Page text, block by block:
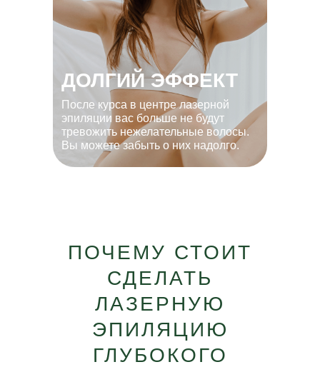
ДОЛГИЙ ЭФФЕКТ
После курса в центре лазерной
эпиляции вас больше не будут
тревожить нежелательные волосы.
Вы можете забыть о них надолго.
ПОЧЕМУ СТОИТ
СДЕЛАТЬ
ЛАЗЕРНУЮ
ЭПИЛЯЦИЮ
ГЛУБОКОГО